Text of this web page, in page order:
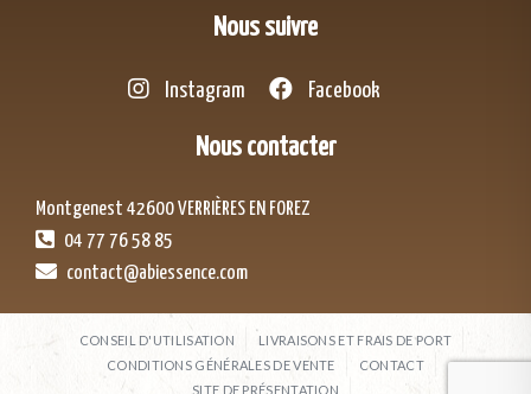
Nous suivre
Instagram Facebook
Nous contacter
Montgenest 42600 VERRIÈRES EN FOREZ
04 77 76 58 85
contact@abiessence.com
CONSEIL D'UTILISATION
LIVRAISONS ET FRAIS DE PORT
CONDITIONS GÉNÉRALES DE VENTE
CONTACT
SITE DE PRÉSENTATION